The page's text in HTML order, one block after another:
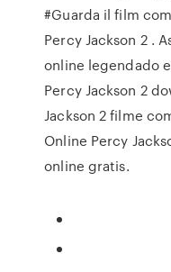
#Guarda il film
Percy Jackson 2 .
online legendado
Percy Jackson 2
Jackson 2 filme
Online Percy
online gratis.